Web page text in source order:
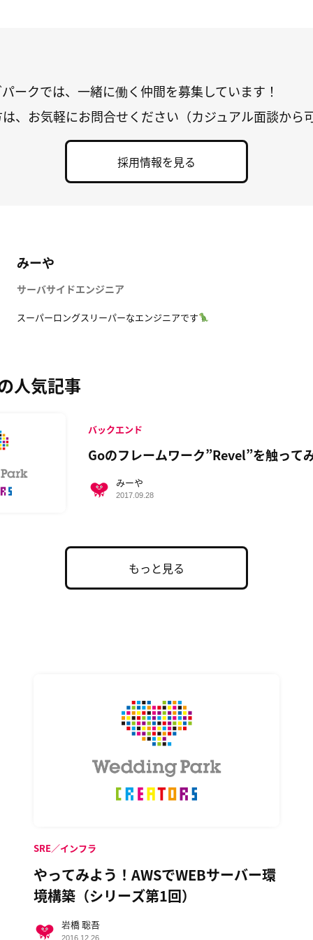
ークでは、一緒に働く仲間を募集しています！
、お気軽にお問合せください（カジュアル面談から
採用情報を見る
みーや
サーバサイドエンジニア
スーパーロングスリーパーなエンジニアです
人気記事
Goのフレームワーク”Revel”を触って
バックエンド
みーや
2017.09.28
もっと見る
やってみよう！AWSでWEBサーバー環
境構築（シリーズ第1回）
SRE／インフラ
岩橋 聡吾
2016.12.26